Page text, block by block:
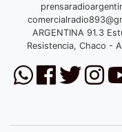
ARGENTINA 91.3
Resistencia, Chaco -